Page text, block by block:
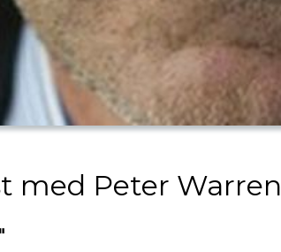
med Peter Warren